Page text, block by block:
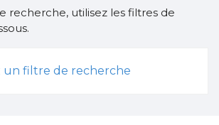
recherche, utilisez les filtres de
un filtre de recherche